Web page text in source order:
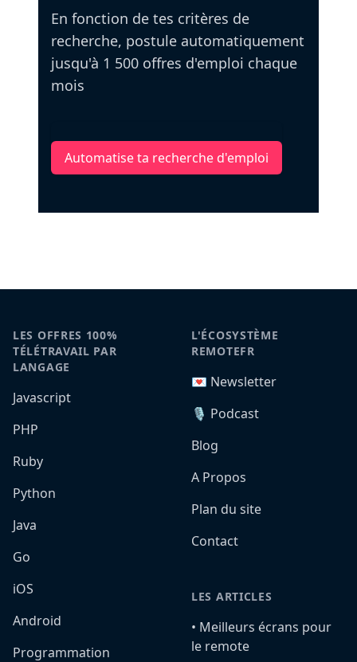
En fonction de tes critères de
recherche, postule automatiquement
jusqu'à 1 500 offres d'emploi chaque
mois
Automatise ta recherche d'emploi
LES OFFRES 100%
TÉLÉTRAVAIL PAR
LANGAGE
Javascript
PHP
Ruby
Python
Java
Go
iOS
Android
Programmation
L'ÉCOSYSTÈME
REMOTEFR
💌 Newsletter
🎙️ Podcast
Blog
A Propos
Plan du site
Contact
LES ARTICLES
•️ Meilleurs écrans pour
le remote